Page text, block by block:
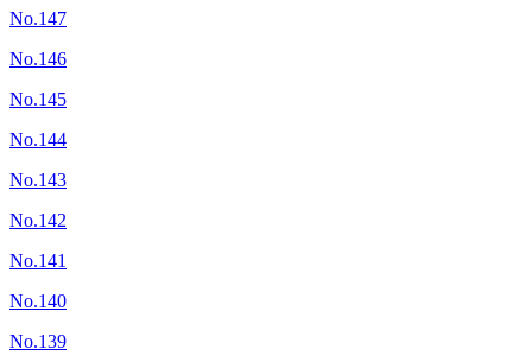
No.147
No.146
No.145
No.144
No.143
No.142
No.141
No.140
No.139